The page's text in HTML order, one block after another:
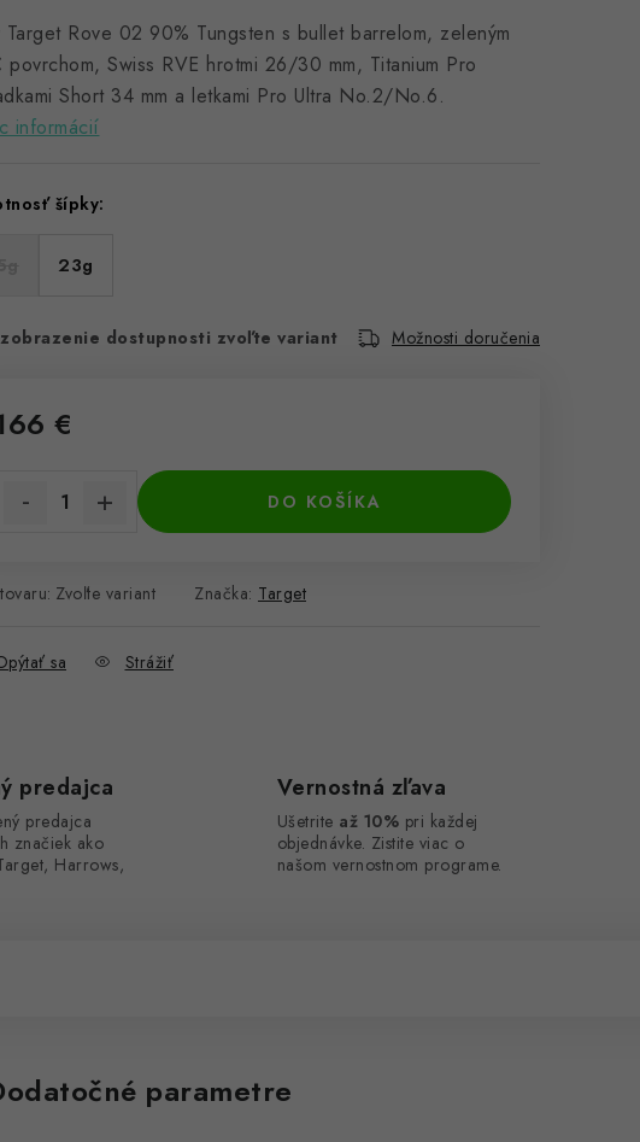
Target Rove 02 90% Tungsten s bullet barrelom, zeleným
povrchom, Swiss RVE hrotmi 26/30 mm, Titanium Pro
Short 34 mm a letkami Pro Ultra No.2/No.6.
informácií
šípky:
23g
dostupnosti zvoľte variant Možnosti doručenia
€
DO KOŠÍKA
Zvoľte variant Značka: Target
sa Strážiť
predajca
predajca
značiek ako
Harrows,
Vernostná zľava
Ušetrite až 10% pri každej
objednávke. Zistite viac o
našom vernostnom programe.
parametre